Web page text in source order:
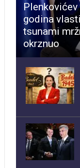
Plenkovićev
godina
tsunami
okrznuo